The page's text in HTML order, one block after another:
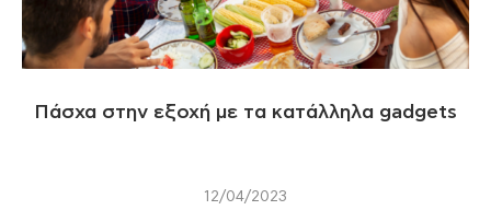
Πάσχα στην εξοχή με τα κατάλληλα gadgets
12/04/2023